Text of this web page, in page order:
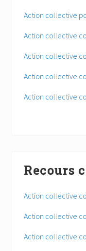
Action collective
Action collective
Action collective
Action collective
Action collective
Recours
Action collective
Action collective
Action collective